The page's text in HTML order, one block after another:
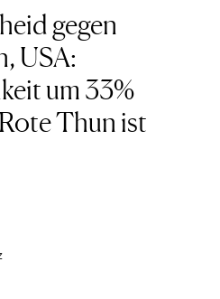
gegen
USA:
um 33%
Thun ist